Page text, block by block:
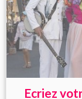
Ecriez